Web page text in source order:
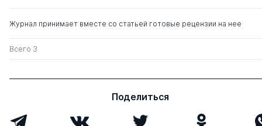
Ветитнев Александр
д. э.н.
0 3
Журнал принимает вместе со статьей готовые рецензии на нее
Всего 3
Поделиться